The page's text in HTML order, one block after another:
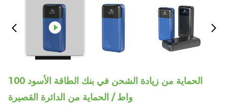
الحماية من زيادة الشحن في بنك الطاقة الأسود 100
واط / الحماية من الدائرة القصيرة